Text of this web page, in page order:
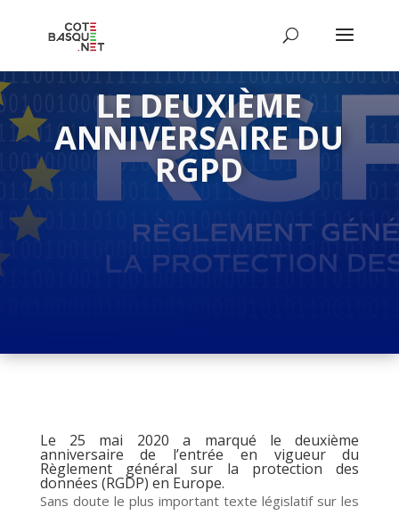
LE DEUXIÈME
ANNIVERSAIRE DU
RGPD
Le 25 mai 2020 a marqué le deuxième
anniversaire de l’entrée en vigueur du
Règlement général sur la protection des
données (RGDP) en Europe.
Sans doute le plus important texte législatif sur les